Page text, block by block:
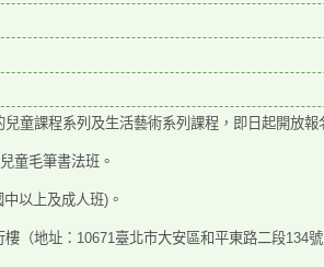
童課程系列及生活藝術系列課程，即日起開放報
童毛筆書法班。
以上及成人班)。
（地址：10671臺北市大安區和平東路二段134號